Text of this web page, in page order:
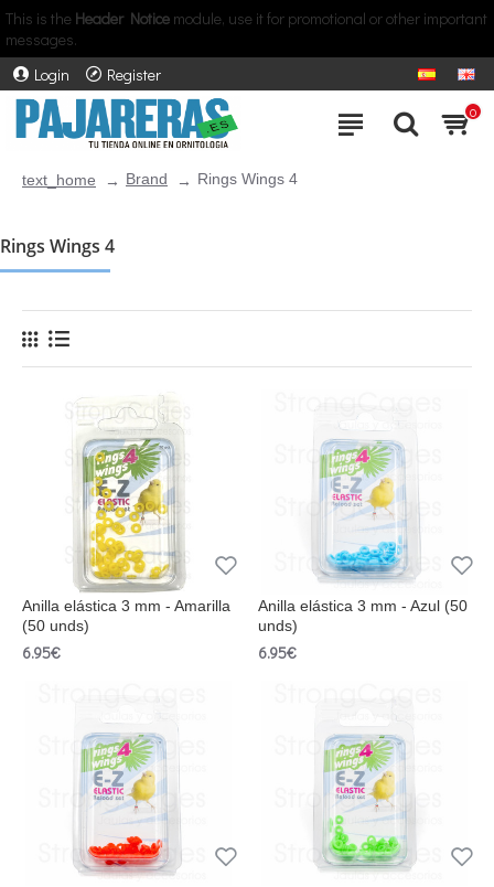
This is the Header Notice module, use it for promotional or other important
messages.
Login
Register
0
text_home Brand Rings Wings 4
Rings Wings 4
Anilla elástica 3 mm - Amarilla
(50 unds)
6.95€
Anilla elástica 3 mm - Azul (50
unds)
6.95€